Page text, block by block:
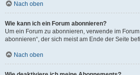
Nach oben
Wie kann ich ein Forum abonnieren?
Um ein Forum zu abonnieren, verwende im
abonnieren“, der sich meist am Ende der Seite
Nach oben